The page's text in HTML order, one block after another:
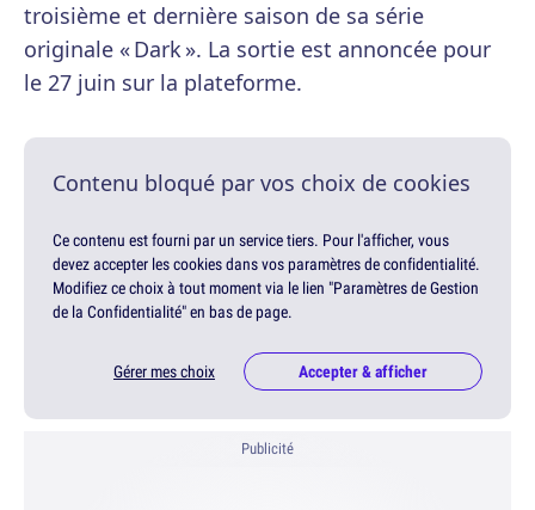
troisième et dernière saison de sa série
originale « Dark ». La sortie est annoncée pour
le 27 juin sur la plateforme.
Contenu bloqué par vos choix de cookies
Ce contenu est fourni par un service tiers. Pour l'afficher, vous
devez accepter les cookies dans vos paramètres de confidentialité.
Modifiez ce choix à tout moment via le lien "Paramètres de Gestion
de la Confidentialité" en bas de page.
Gérer mes choix Accepter & afficher
Publicité